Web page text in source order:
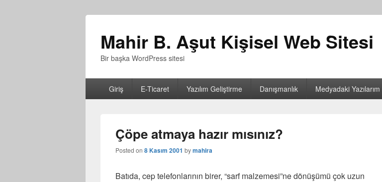
Mahir B. Aşut Kişisel Web Sitesi
Bir başka WordPress sitesi
Giriş E-Ticaret Yazılım Geliştirme Danışmanlık Medyadaki Yazılarım
Çöpe atmaya hazır mısınız?
Posted on 8 Kasım 2001 bymahira
Batıda, cep telefonlarının birer, “sarf malzemesi”ne dönüşümü çok uzun